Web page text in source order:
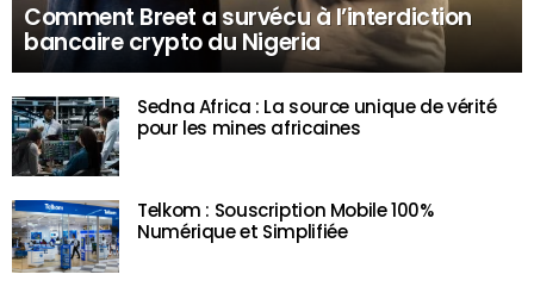
Comment Breet a survécu à l’interdiction
bancaire crypto du Nigeria
Sedna Africa : La source unique de vérité
pour les mines africaines
Telkom : Souscription Mobile 100%
Numérique et Simplifiée